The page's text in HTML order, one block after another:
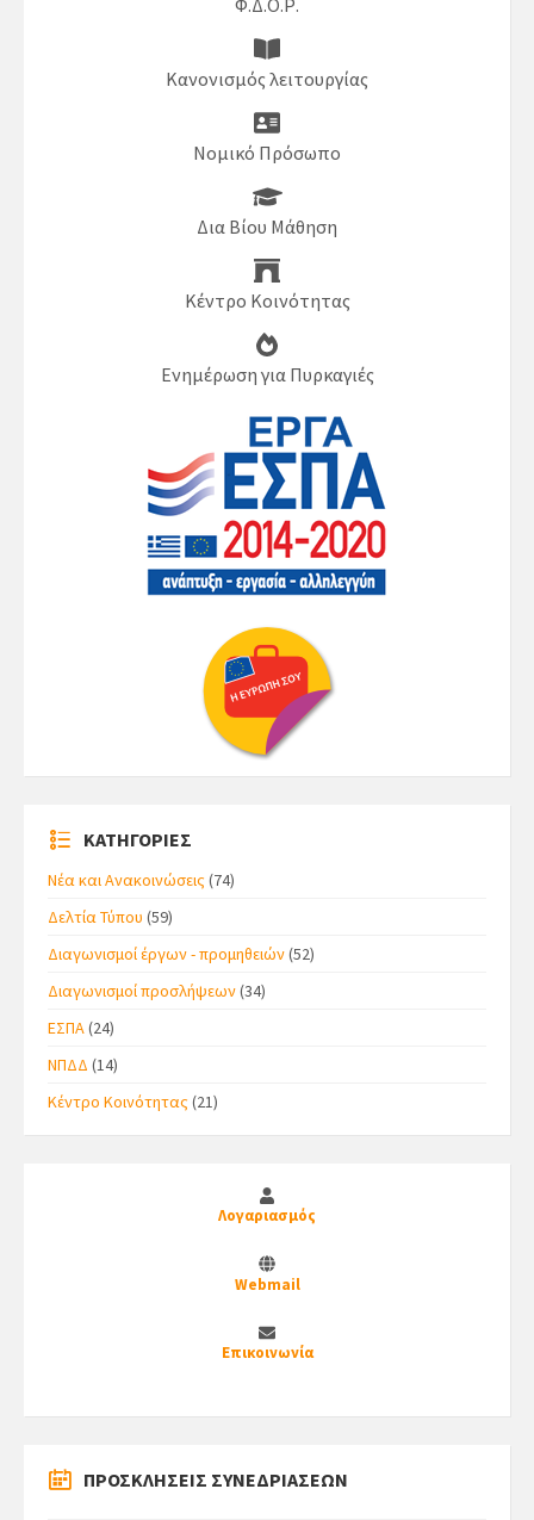
Φ.Δ.Ο.Ρ.
Κανονισμός λειτουργίας
Νομικό Πρόσωπο
Δια Βίου Μάθηση
Κέντρο Κοινότητας
Ενημέρωση για Πυρκαγιές
ΚΑΤΗΓΟΡΙΕΣ
Νέα και Ανακοινώσεις(74)
Δελτία Τύπου (59)
Διαγωνισμοί έργων - προμηθειών(52)
Διαγωνισμοί προσλήψεων(34)
ΕΣΠΑ(24)
ΝΠΔΔ (14)
Κέντρο Κοινότητας(21)
Λογαριασμός
Webmail
Επικοινωνία
ΠΡΟΣΚΛΗΣΕΙΣ ΣΥΝΕΔΡΙΑΣΕΩΝ